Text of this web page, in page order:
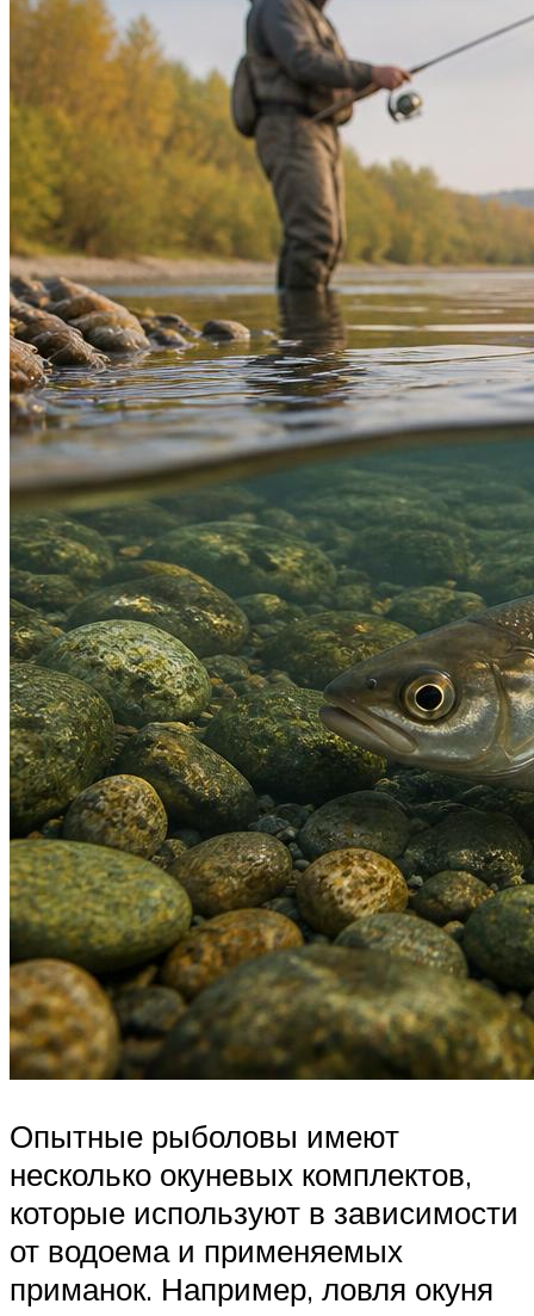
Опытные рыболовы имеют
несколько окуневых комплектов,
которые используют в зависимости
от водоема и применяемых
приманок. Например, ловля окуня